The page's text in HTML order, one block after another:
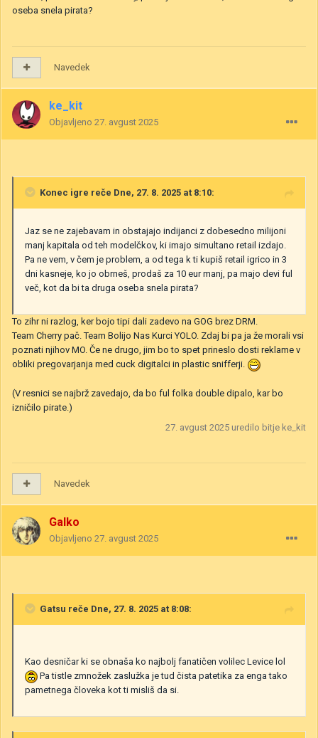
oseba snela pirata?
Navedek
ke_kit
Objavljeno 27. avgust 2025
Konec igre reče Dne, 27. 8. 2025 at 8:10:
Jaz se ne zajebavam in obstajajo indijanci z dobesedno milijoni
manj kapitala od teh modelčkov, ki imajo simultano retail izdajo.
Pa ne vem, v čem je problem, a od tega k ti kupiš retail igrico in 3
dni kasneje, ko jo obrneš, prodaš za 10 eur manj, pa majo devi ful
več, kot da bi ta druga oseba snela pirata?
To zihr ni razlog, ker bojo tipi dali zadevo na GOG brez DRM.
Team Cherry pač. Team Bolijo Nas Kurci YOLO. Zdaj bi pa ja že morali vsi
poznati njihov MO. Če ne drugo, jim bo to spet prineslo dosti reklame v
obliki pregovarjanja med cuck digitalci in plastic snifferji.
(V resnici se najbrž zavedajo, da bo ful folka double dipalo, kar bo
izničilo pirate.)
27. avgust 2025 uredilo bitje ke_kit
Navedek
Galko
Objavljeno 27. avgust 2025
Gatsu reče Dne, 27. 8. 2025 at 8:08:
Kao desničar ki se obnaša ko najbolj fanatičen volilec Levice lol
Pa tistle zmnožek zaslužka je tud čista patetika za enga tako
pametnega človeka kot ti misliš da si.